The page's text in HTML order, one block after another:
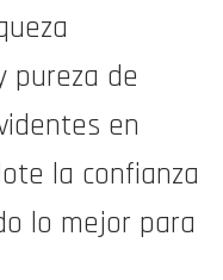
pureza de
en
la confianza
lo mejor para